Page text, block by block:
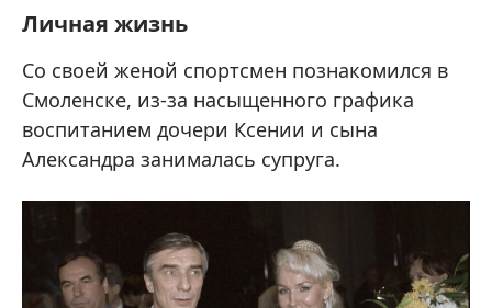
Личная жизнь
Со своей женой спортсмен познакомился в
Смоленске, из-за насыщенного графика
воспитанием дочери Ксении и сына
Александра занималась супруга.